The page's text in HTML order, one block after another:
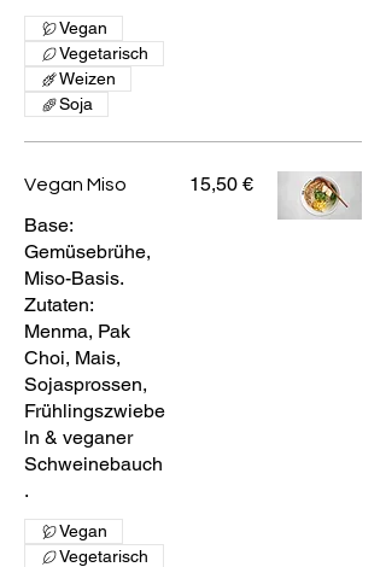
Vegan
Vegetarisch
Weizen
Soja
Vegan Miso
Base:
Gemüsebrühe,
Miso-Basis.
Zutaten:
Menma, Pak
Choi, Mais,
Sojasprossen,
Frühlingszwiebe
ln & veganer
Schweinebauch
.
15,50 €
Vegan
Vegetarisch